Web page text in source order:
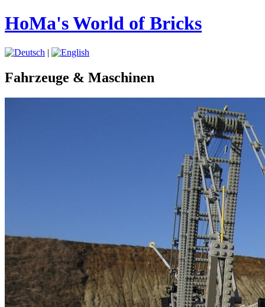
HoMa's World of Bricks
|
Fahrzeuge & Maschinen